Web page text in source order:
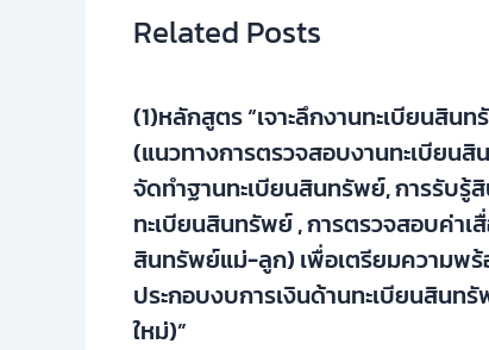
Related Posts
(1)หลักสูตร “เจาะลึกงานทะเบียนสิน
(แนวทางการตรวจสอบงานทะเบียน
จัดทำฐานทะเบียนสินทรัพย์, การรับรู้
ทะเบียนสินทรัพย์ , การตรวจสอบค่า
สินทรัพย์แม่-ลูก) เพื่อเตรียมความพ
ประกอบงบการเงินด้านทะเบียนสินท
ใหม่)”